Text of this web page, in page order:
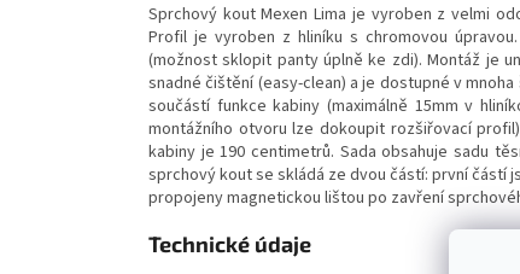
Sprchový kout Mexen Lima je vyroben z velmi
Profil je vyroben z hliníku s chromovou
(možnost sklopit panty úplně ke zdi). Montáž je
snadné čištění (easy-clean) a je dostupné v
součástí funkce kabiny (maximálně 15mm v
montážního otvoru lze dokoupit rozšiřovací
kabiny je 190 centimetrů. Sada obsahuje sadu
sprchový kout se skládá ze dvou částí: první částí
propojeny magnetickou lištou po zavření
Technické údaje